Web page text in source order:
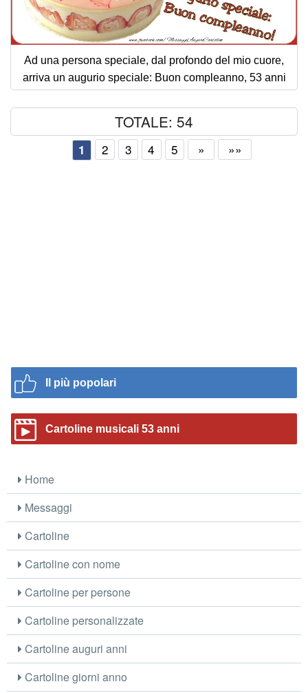
Ad una persona speciale, dal profondo del mio cuore,
arriva un augurio speciale: Buon compleanno, 53 anni
TOTALE: 54
1 2 3 4 5 » »»
Il più popolari
Cartoline musicali 53 anni
Home
Messaggi
Cartoline
Cartoline con nome
Cartoline per persone
Cartoline personalizzate
Cartoline auguri anni
Cartoline giorni anno